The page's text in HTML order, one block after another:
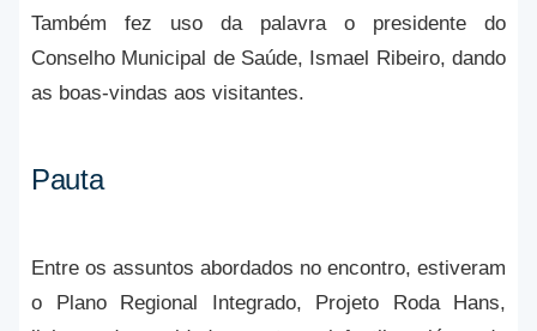
Também fez uso da palavra o presidente do
Conselho Municipal de Saúde, Ismael Ribeiro, dando
as boas-vindas aos visitantes.
Pauta
Entre os assuntos abordados no encontro, estiveram
o Plano Regional Integrado, Projeto Roda Hans,